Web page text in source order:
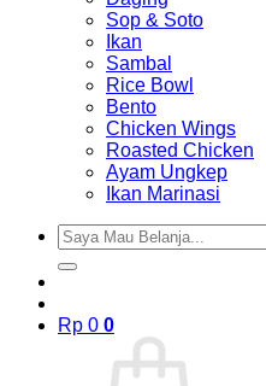
Sop & Soto
Ikan
Sambal
Rice Bowl
Bento
Chicken Wings
Roasted Chicken
Ayam Ungkep
Ikan Marinasi
Pencarian
untuk:
Rp 0 0